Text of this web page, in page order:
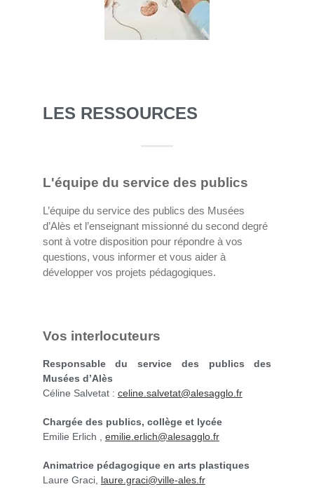
LES RESSOURCES
L'équipe du service des publics
L’équipe du service des publics des Musées
d’Alès et l’enseignant missionné du second degré
sont à votre disposition pour répondre à vos
questions, vous informer et vous aider à
développer vos projets pédagogiques.
Vos interlocuteurs
Responsable du service des publics des
Musées d’Alès
Céline Salvetat : celine.salvetat@alesagglo.fr
Chargée des publics, collège et lycée
Emilie Erlich , emilie.erlich@alesagglo.fr
Animatrice pédagogique en arts plastiques
Laure Graci, laure.graci@ville-ales.fr